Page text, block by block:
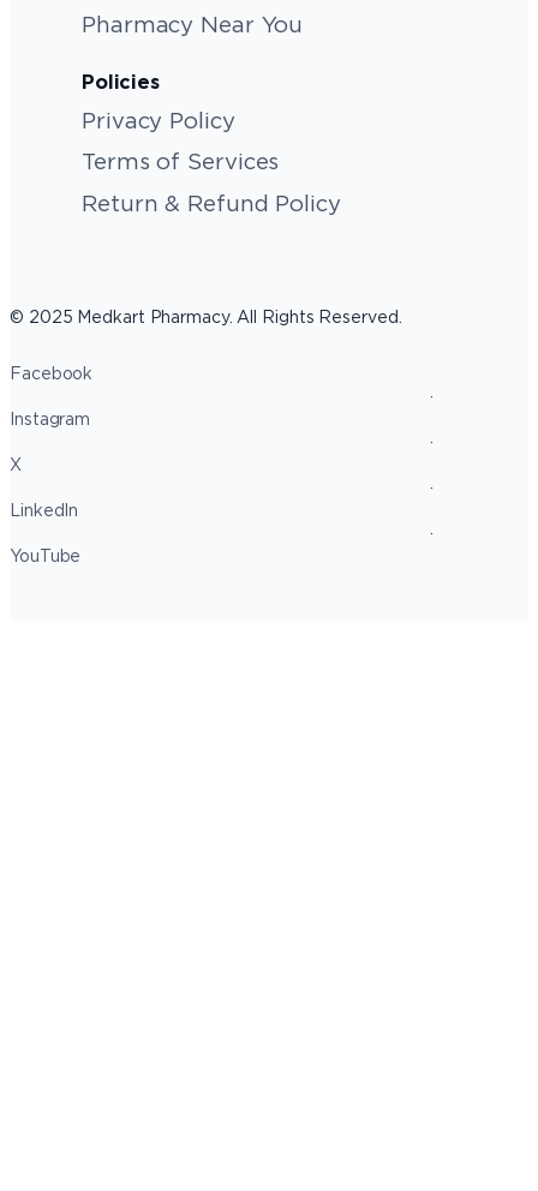
Pharmacy Near You
Policies
Privacy Policy
Terms of Services
Return & Refund Policy
© 2025 Medkart Pharmacy. All Rights Reserved.
Facebook
Instagram
X
LinkedIn
YouTube